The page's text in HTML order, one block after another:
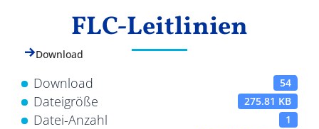
FLC-Leitlinien
Download
Download 54
Dateigröße 275.81 KB
Datei-Anzahl 1